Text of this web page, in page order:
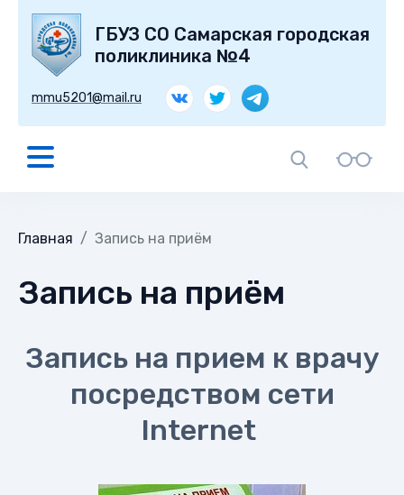
ГБУЗ СО Самарская городская
поликлиника №4
mmu5201@mail.ru
Главная Запись на приём
Запись на приём
Запись на прием к врачу
посредством сети
Internet